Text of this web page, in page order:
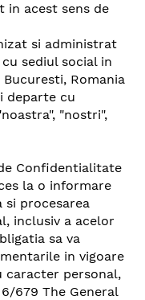
in acest sens de
si administrat
cu sediul social in
Romania
departe cu
"nostri",
Confidentialitate
la o informare
si procesarea
inclusiv a acelor
sa va
in vigoare
personal,
679 The General